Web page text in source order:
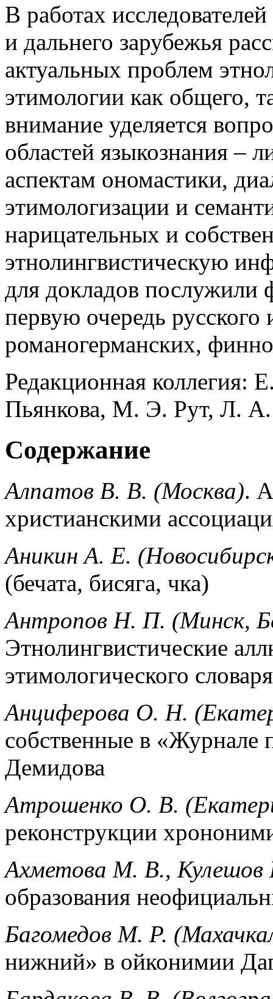
В работах
и дальнего зарубежья
актуальных проблем
этимологии как общего,
внимание уделяется
областей языкознания –
аспектам ономастики,
этимологизации и
нарицательных и
этнолингвистическую
для докладов послужили
первую очередь русского
романогерманских,
Редакционная коллегия:
Пьянкова, М. Э. Рут, Л. А.
Содержание
Алпатов В. В. (Москва).
христианскими
Аникин А. Е.
(бечатa, бисяга, чка)
Антропов Н. П. (Минск,
Этнолингвистические
этимологического словаря
Анциферова О. Н.
собственные в
Демидова
Атрошенко О. В.
реконструкции
Ахметова М. В., Кулешов
образования
Багомедов М. Р.
нижний» в ойконимии